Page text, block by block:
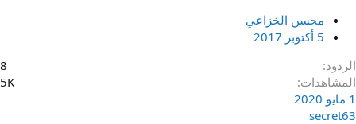
محسن الخزاعي
5 أكتوبر 2017
الردود
8
المشاهدات
5K
1 مايو 2020
secret63